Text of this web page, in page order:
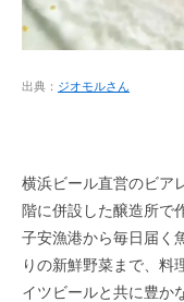
出典： ジオモルさん
横浜ビール直営のビア
階に併設した醸造所で
子安漁港から毎日届く
りの新鮮野菜まで、料
イツビールと共に豊か